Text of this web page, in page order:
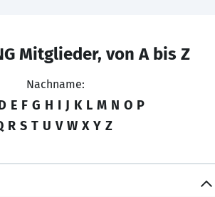
Mitglieder, von A bis Z
Nachname:
E F G H I J K L M N O P
R S T U V W X Y Z